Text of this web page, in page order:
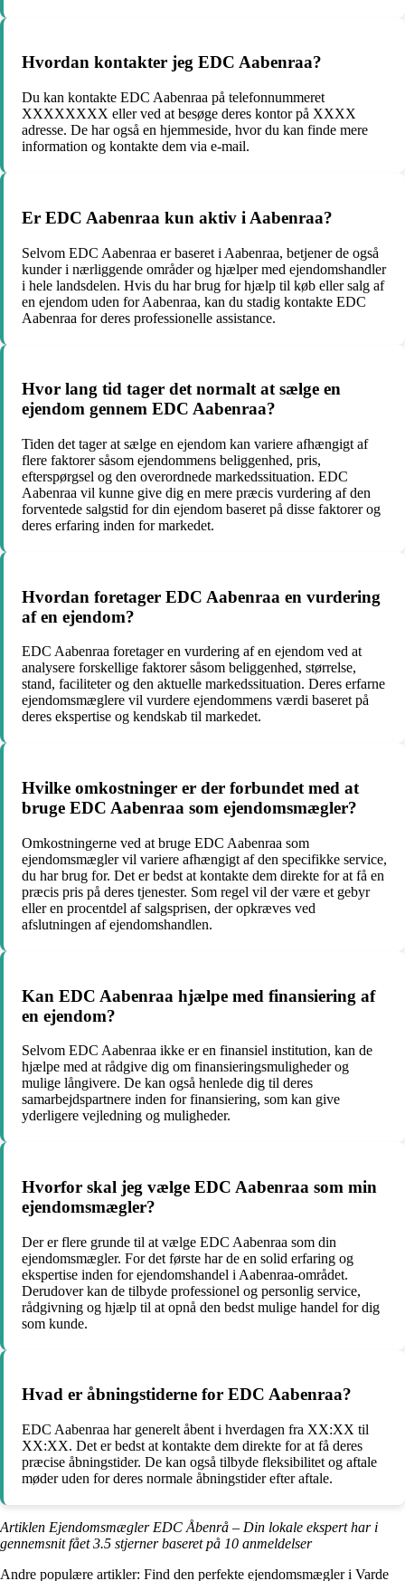
Hvordan kontakter jeg EDC Aabenraa?
Du kan kontakte EDC Aabenraa på telefonnummeret
XXXXXXXX eller ved at besøge deres kontor på XXXX
adresse. De har også en hjemmeside, hvor du kan finde mere
information og kontakte dem via e-mail.
Er EDC Aabenraa kun aktiv i Aabenraa?
Selvom EDC Aabenraa er baseret i Aabenraa, betjener de også
kunder i nærliggende områder og hjælper med ejendomshandler
i hele landsdelen. Hvis du har brug for hjælp til køb eller salg af
en ejendom uden for Aabenraa, kan du stadig kontakte EDC
Aabenraa for deres professionelle assistance.
Hvor lang tid tager det normalt at sælge en
ejendom gennem EDC Aabenraa?
Tiden det tager at sælge en ejendom kan variere afhængigt af
flere faktorer såsom ejendommens beliggenhed, pris,
efterspørgsel og den overordnede markedssituation. EDC
Aabenraa vil kunne give dig en mere præcis vurdering af den
forventede salgstid for din ejendom baseret på disse faktorer og
deres erfaring inden for markedet.
Hvordan foretager EDC Aabenraa en vurdering
af en ejendom?
EDC Aabenraa foretager en vurdering af en ejendom ved at
analysere forskellige faktorer såsom beliggenhed, størrelse,
stand, faciliteter og den aktuelle markedssituation. Deres erfarne
ejendomsmæglere vil vurdere ejendommens værdi baseret på
deres ekspertise og kendskab til markedet.
Hvilke omkostninger er der forbundet med at
bruge EDC Aabenraa som ejendomsmægler?
Omkostningerne ved at bruge EDC Aabenraa som
ejendomsmægler vil variere afhængigt af den specifikke service,
du har brug for. Det er bedst at kontakte dem direkte for at få en
præcis pris på deres tjenester. Som regel vil der være et gebyr
eller en procentdel af salgsprisen, der opkræves ved
afslutningen af ejendomshandlen.
Kan EDC Aabenraa hjælpe med finansiering af
en ejendom?
Selvom EDC Aabenraa ikke er en finansiel institution, kan de
hjælpe med at rådgive dig om finansieringsmuligheder og
mulige långivere. De kan også henlede dig til deres
samarbejdspartnere inden for finansiering, som kan give
yderligere vejledning og muligheder.
Hvorfor skal jeg vælge EDC Aabenraa som min
ejendomsmægler?
Der er flere grunde til at vælge EDC Aabenraa som din
ejendomsmægler. For det første har de en solid erfaring og
ekspertise inden for ejendomshandel i Aabenraa-området.
Derudover kan de tilbyde professionel og personlig service,
rådgivning og hjælp til at opnå den bedst mulige handel for dig
som kunde.
Hvad er åbningstiderne for EDC Aabenraa?
EDC Aabenraa har generelt åbent i hverdagen fra XX:XX til
XX:XX. Det er bedst at kontakte dem direkte for at få deres
præcise åbningstider. De kan også tilbyde fleksibilitet og aftale
møder uden for deres normale åbningstider efter aftale.
Artiklen Ejendomsmægler EDC Åbenrå – Din lokale ekspert har i
gennemsnit fået3.5 stjerner baseret på 10 anmeldelser
Andre populære artikler: Find den perfekte ejendomsmægler i Varde